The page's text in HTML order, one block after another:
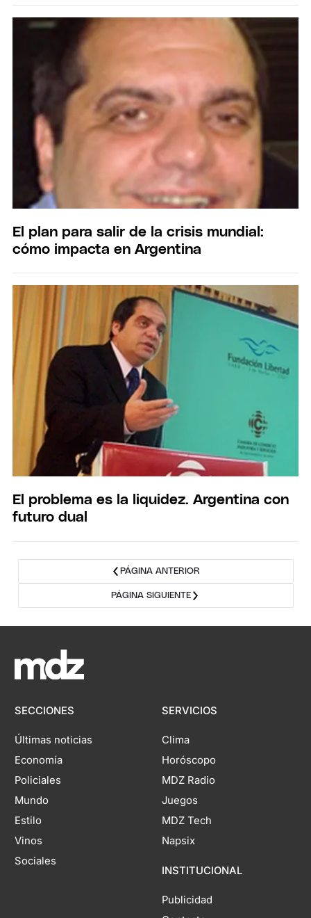
El plan para salir de la crisis mundial:
cómo impacta en Argentina
El problema es la liquidez. Argentina con
futuro dual
PÁGINA ANTERIOR
PÁGINA SIGUIENTE
SECCIONES
Últimas noticias
Economía
Policiales
Mundo
Estilo
Vinos
Sociales
SERVICIOS
Clima
Horóscopo
MDZ Radio
Juegos
MDZ Tech
Napsix
INSTITUCIONAL
Publicidad